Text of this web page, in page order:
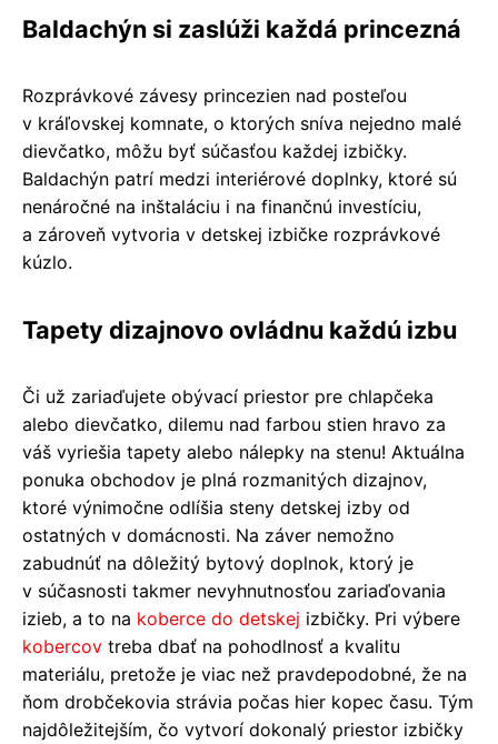
Baldachýn si zaslúži každá princezná
Rozprávkové závesy princezien nad posteľou
v kráľovskej komnate, o ktorých sníva nejedno malé
dievčatko, môžu byť súčasťou každej izbičky.
Baldachýn patrí medzi interiérové doplnky, ktoré sú
nenáročné na inštaláciu i na finančnú investíciu,
a zároveň vytvoria v detskej izbičke rozprávkové
kúzlo.
Tapety dizajnovo ovládnu každú izbu
Či už zariaďujete obývací priestor pre chlapčeka
alebo dievčatko, dilemu nad farbou stien hravo za
váš vyriešia tapety alebo nálepky na stenu! Aktuálna
ponuka obchodov je plná rozmanitých dizajnov,
ktoré výnimočne odlíšia steny detskej izby od
ostatných v domácnosti. Na záver nemožno
zabudnúť na dôležitý bytový doplnok, ktorý je
v súčasnosti takmer nevyhnutnosťou zariaďovania
izieb, a to na koberce do detskej izbičky. Pri výbere
kobercov treba dbať na pohodlnosť a kvalitu
materiálu, pretože je viac než pravdepodobné, že na
ňom drobčekovia strávia počas hier kopec času. Tým
najdôležitejším, čo vytvorí dokonalý priestor izbičky